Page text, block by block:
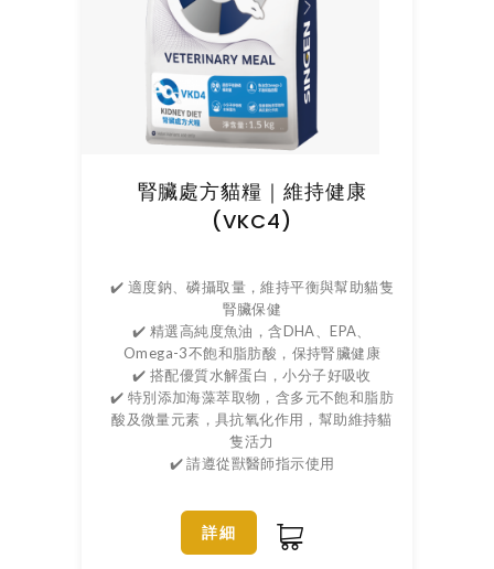
腎臟處方貓糧｜維持健康
(VKC4)
✔️ 適度鈉、磷攝取量，維持平衡與幫助貓隻
腎臟保健
✔️ 精選高純度魚油，含DHA、EPA、
Omega-3不飽和脂肪酸，保持腎臟健康
✔️ 搭配優質水解蛋白，小分子好吸收
✔️ 特別添加海藻萃取物，含多元不飽和脂肪
酸及微量元素，具抗氧化作用，幫助維持貓
隻活力
✔️ 請遵從獸醫師指示使用
詳細